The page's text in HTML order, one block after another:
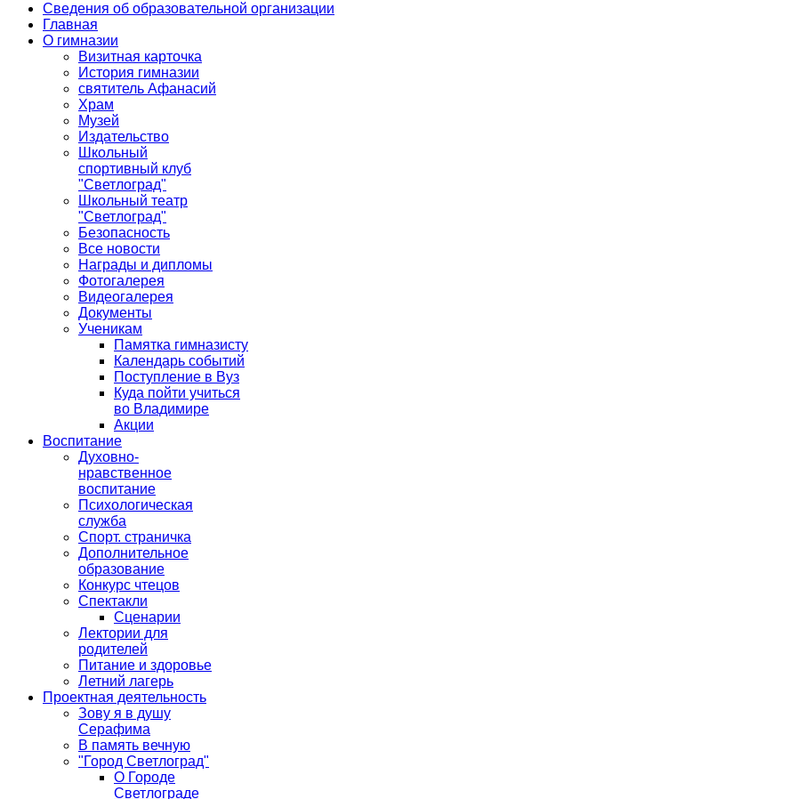
Сведения об образовательной организации
Главная
О гимназии
Визитная карточка
История гимназии
святитель Афанасий
Храм
Музей
Издательство
Школьный
спортивный клуб
"Светлоград"
Школьный театр
"Светлоград"
Безопасность
Все новости
Награды и дипломы
Фотогалерея
Видеогалерея
Документы
Ученикам
Памятка гимназисту
Календарь событий
Поступление в Вуз
Куда пойти учиться
во Владимире
Акции
Воспитание
Духовно-
нравственное
воспитание
Психологическая
служба
Спорт. страничка
Дополнительное
образование
Конкурс чтецов
Спектакли
Сценарии
Лектории для
родителей
Питание и здоровье
Летний лагерь
Проектная деятельность
Зову я в душу
Серафима
В память вечную
"Город Светлоград"
О Городе
Светлограде